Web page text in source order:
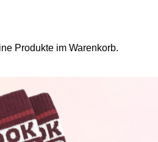
Produkte im Warenkorb.
bitte den Produktseiten